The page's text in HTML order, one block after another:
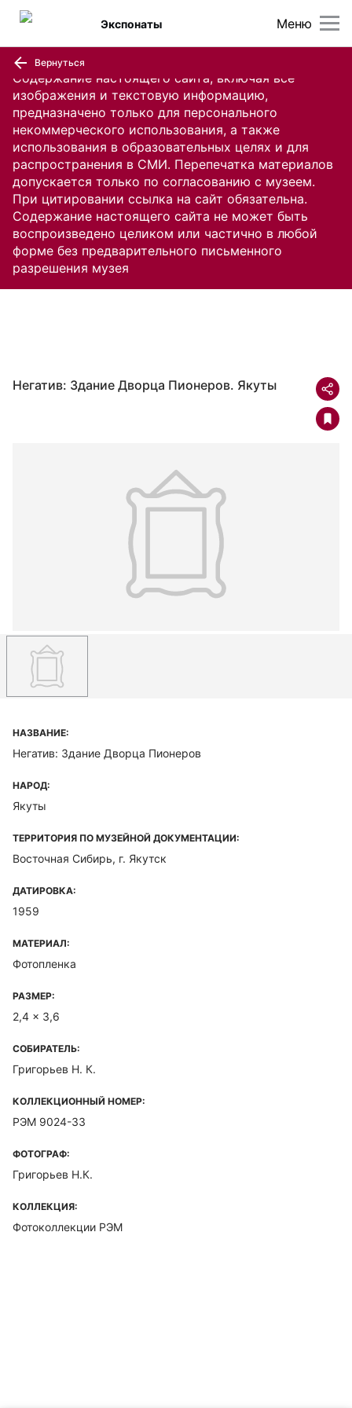
Содержание настоящего сайта, включая все
изображения и текстовую информацию,
предназначено только для персонального
некоммерческого использования, а также
использования в образовательных целях и для
распространения в СМИ. Перепечатка материалов
допускается только по согласованию с музеем.
При цитировании ссылка на сайт обязательна.
Содержание настоящего сайта не может быть
воспроизведено целиком или частично в любой
форме без предварительного письменного
разрешения музея
Меню
Экспонаты
Вернуться
Негатив: Здание Дворца Пионеров. Якуты
НАЗВАНИЕ:
Негатив: Здание Дворца Пионеров
НАРОД:
Якуты
ТЕРРИТОРИЯ ПО МУЗЕЙНОЙ ДОКУМЕНТАЦИИ:
Восточная Сибирь, г. Якутск
ДАТИРОВКА:
1959
МАТЕРИАЛ:
Фотопленка
РАЗМЕР:
2,4 x 3,6
СОБИРАТЕЛЬ:
Григорьев Н. К.
КОЛЛЕКЦИОННЫЙ НОМЕР:
РЭМ 9024-33
ФОТОГРАФ:
Григорьев Н.К.
КОЛЛЕКЦИЯ:
Фотоколлекции РЭМ